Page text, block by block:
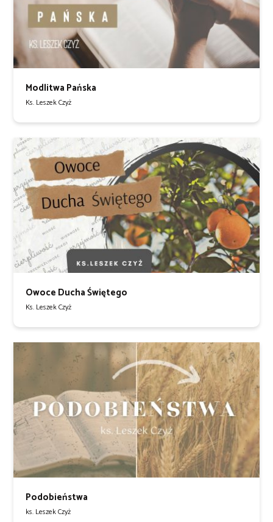
Modlitwa Pańska
Ks. Leszek Czyż
Owoce Ducha Świętego
Ks. Leszek Czyż
Podobieństwa
ks. Leszek Czyż